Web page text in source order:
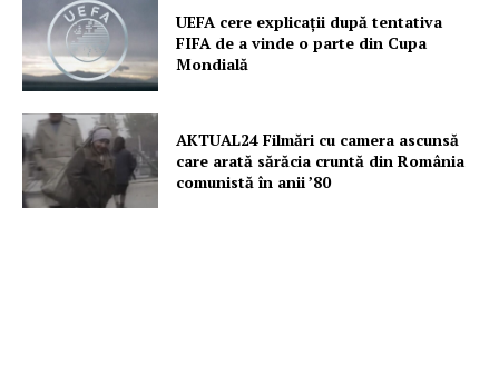
UEFA cere explicații după tentativa
FIFA de a vinde o parte din Cupa
Mondială
AKTUAL24 Filmări cu camera ascunsă
care arată sărăcia cruntă din România
comunistă în anii ’80